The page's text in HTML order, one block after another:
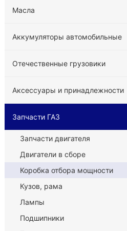
Масла
Аккумуляторы автомобильные
Отечественные грузовики
Аксессуары и принадлежности
Запчасти ГАЗ
Запчасти двигателя
Двигатели в сборе
Коробка отбора мощности
Кузов, рама
Лампы
Подшипники